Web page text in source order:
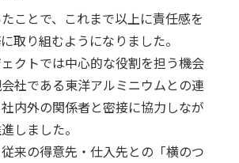
ことで、これまで以上に責任感を
取り組むようになりました。
クトでは中心的な役割を担う機会
社である東洋アルミニウムとの連
内外の関係者と密接に協力しなが
しました。
来の得意先・仕入先との「横のつ